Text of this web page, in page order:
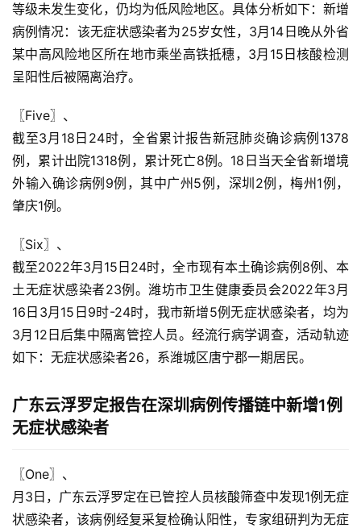
等级未发生变化，仍均为低风险地区。具体分析如下：新增
病例情况：该无症状感染者为25岁女性，3月14日晚从外省
某中高风险地区所在地市乘坐高铁抵穗，3月15日核酸检测
呈阳性后被隔离治疗。
〖Five〗、
截至3月18日24时，全省累计报告新冠肺炎确诊病例1378
例，累计出院1318例，累计死亡8例。18日当天全省新增境
外输入确诊病例9例，其中广州5例，深圳2例，梅州1例，
肇庆1例。
〖Six〗、
截至2022年3月15日24时，全市现有本土确诊病例8例、本
土无症状感染者23例。潍坊市卫生健康委员会2022年3月
16日3月15日9时-24时，我市新增5例无症状感染者，均为
3月12日后集中隔离管控人员。经流行病学调查，活动轨迹
如下：无症状感染者26，系潍城区唐宁郡一期居民。
广东云浮罗定报告在深圳病例传播链中新增1例
无症状感染者
〖One〗、
月3日，广东云浮罗定在已管控人员核酸筛查中发现1例无症
状感染者，该病例经复采复检确认阳性，专家组研判为无症